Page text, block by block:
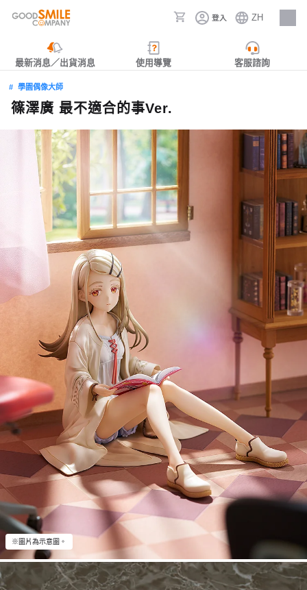
登入 ZH
人才招募
最新消息／出貨消息 使用導覽 客服諮詢
學園偶像大師
篠澤廣 最不適合的事Ver.
※圖片為示意圖。